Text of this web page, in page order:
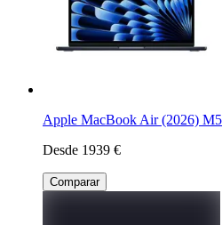
Apple MacBook Air (2026)
Desde 1939 €
Comparar